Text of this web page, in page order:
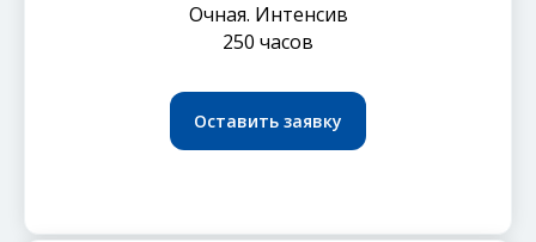
Очная. Интенсив
250 часов
Оставить заявку